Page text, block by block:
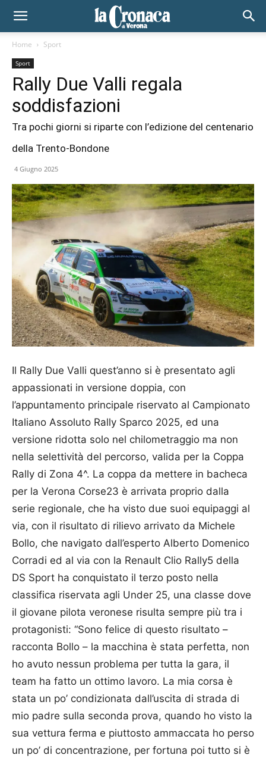
Home Sport
Sport
Rally Due Valli regala
soddisfazioni
Tra pochi giorni si riparte con l’edizione del centenario
della Trento-Bondone
4 Giugno 2025
Il Rally Due Valli quest’anno si è presentato agli
appassionati in versione doppia, con
l’appuntamento principale riservato al Campionato
Italiano Assoluto Rally Sparco 2025, ed una
versione ridotta solo nel chilometraggio ma non
nella selettività del percorso, valida per la Coppa
Rally di Zona 4^. La coppa da mettere in bacheca
per la Verona Corse23 è arrivata proprio dalla
serie regionale, che ha visto due suoi equipaggi al
via, con il risultato di rilievo arrivato da Michele
Bollo, che navigato dall’esperto Alberto Domenico
Corradi ed al via con la Renault Clio Rally5 della
DS Sport ha conquistato il terzo posto nella
classifica riservata agli Under 25, una classe dove
il giovane pilota veronese risulta sempre più tra i
protagonisti: “Sono felice di questo risultato –
racconta Bollo – la macchina è stata perfetta, non
ho avuto nessun problema per tutta la gara, il
team ha fatto un ottimo lavoro. La mia corsa è
stata un po’ condizionata dall’uscita di strada di
mio padre sulla seconda prova, quando ho visto la
sua vettura ferma e piuttosto ammaccata ho perso
un po’ di concentrazione, per fortuna poi tutto si è